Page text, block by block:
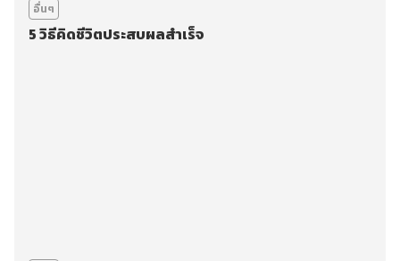
อื่นๆ
5 วิธีคิดชีวิตประสบผลสำเร็จ